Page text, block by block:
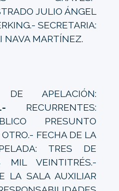
JULIO ÁNGEL
SECRETARIA:
NAVA MARTÍNEZ.
APELACIÓN:
RECURRENTES:
PRESUNTO
FECHA DE LA
TRES DE
VEINTITRÉS.-
LA SALA AUXILIAR